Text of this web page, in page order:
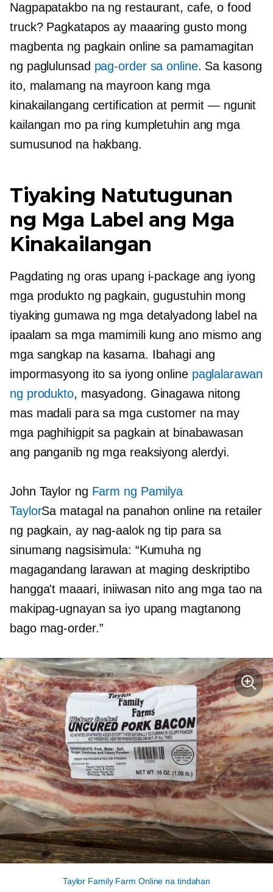
Nagpapatakbo na ng restaurant, cafe, o food
truck? Pagkatapos ay maaaring gusto mong
magbenta ng pagkain online sa pamamagitan
ng paglulunsad pag-order sa online. Sa kasong
ito, malamang na mayroon kang mga
kinakailangang certification at permit — ngunit
kailangan mo pa ring kumpletuhin ang mga
sumusunod na hakbang.
Tiyaking Natutugunan
ng Mga Label ang Mga
Kinakailangan
Pagdating ng oras upang i-package ang iyong
mga produkto ng pagkain, gugustuhin mong
tiyaking gumawa ng mga detalyadong label na
ipaalam sa mga mamimili kung ano mismo ang
mga sangkap na kasama. Ibahagi ang
impormasyong ito sa iyong online paglalarawan
ng produkto, masyadong. Ginagawa nitong
mas madali para sa mga customer na may
mga paghihigpit sa pagkain at binabawasan
ang panganib ng mga reaksiyong alerdyi.
John Taylor ng Farm ng Pamilya
TaylorSa matagal na panahon online na retailer
ng pagkain, ay nag-aalok ng tip para sa
sinumang nagsisimula: “Kumuha ng
magagandang larawan at maging deskriptibo
hangga't maaari, iniiwasan nito ang mga tao na
makipag-ugnayan sa iyo upang magtanong
bago mag-order.”
Taylor Family Farm Online na tindahan